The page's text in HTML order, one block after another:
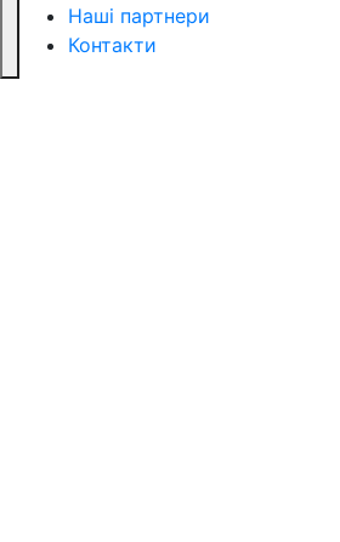
Наші партнери
Контакти